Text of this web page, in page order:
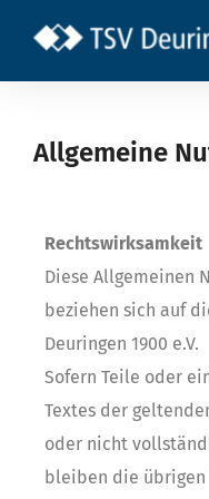
Allgemeine
Rechtswirksamkeit
Diese Allgemeinen
beziehen sich auf
Deuringen 1900 e.V.
Sofern Teile oder
Textes der
oder nicht
bleiben die übrigen